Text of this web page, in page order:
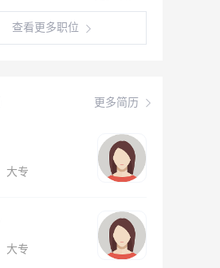
查看更多职位
更多简历
大专
大专